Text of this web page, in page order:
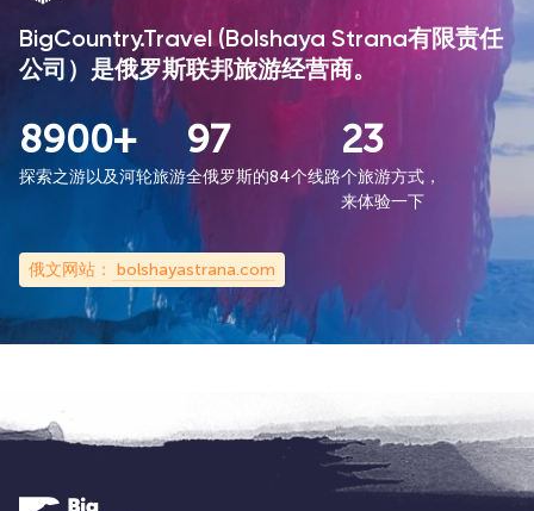
BigCountry.Travel (Bolshaya Strana有限责任
公司）是俄罗斯联邦旅游经营商。
8900+
探索之游以及河轮旅游
97
全俄罗斯的84个线路
23
个旅游方式，
来体验一下
俄文网站： bolshayastrana.com